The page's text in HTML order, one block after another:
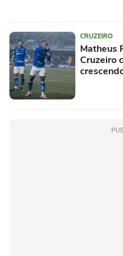
CRUZEIRO
Matheus
Cruzeiro